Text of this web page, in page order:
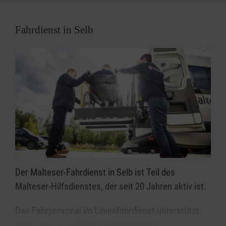
Fahrdienst in Selb
Der Malteser-Fahrdienst in Selb ist Teil des
Malteser-Hilfsdienstes, der seit 20 Jahren aktiv ist.